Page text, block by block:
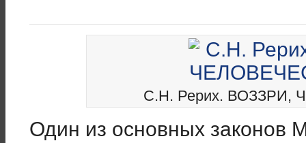
С.Н. Рерих. ВОЗЗРИ,
Один из основных законов